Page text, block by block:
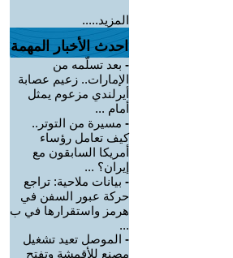
المزيد.....
احدث الأخبار المهمة
- بعد تسلّمه من
الإمارات.. زعيم عصابة
أيرلندي مزعوم يمثل
أمام ...
- مسيرة من التوتر..
كيف تعامل رؤساء
أمريكا السابقون مع
إيران؟ ...
- بيانات ملاحية: تراجع
حركة عبور السفن في
هرمز واستقرارها في ب
...
- الموصل تعيد تشغيل
مصنع للأقمشة وتفتح